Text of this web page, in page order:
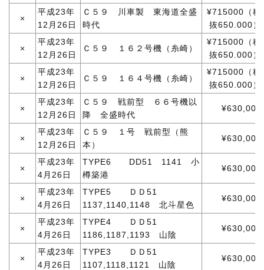
×
平成23年
12月26日
Ｃ５９ 川車製 東海道全盛
時代
¥715000（税
抜650.000）
×
平成23年
12月26日
Ｃ５９ １６２号機（糸崎）
¥715000（税
抜650.000）
×
平成23年
12月26日
Ｃ５９ １６４号機（糸崎）
¥715000（税
抜650.000）
×
平成23年
12月26日
Ｃ５９ 戦前型 ６６号機以
降 全盛時代
¥630,000
×
平成23年
12月26日
Ｃ５９ １号 戦前型（熊
本）
¥630,000
×
平成23年
4月26日
TYPE6 DD51 1141 小
樽築港
¥630,000
×
平成23年
4月26日
TYPE5 ＤＤ51
1137,1140,1148 北斗星色
¥630,000
×
平成23年
4月26日
TYPE4 ＤＤ51
1186,1187,1193 山陰
¥630,000
×
平成23年
4月26日
TYPE3 ＤＤ51
1107,1118,1121 山陰
¥630,000